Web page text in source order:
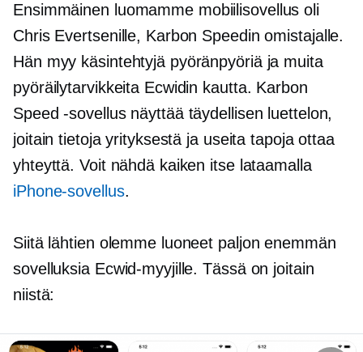
Ensimmäinen luomamme mobiilisovellus oli
Chris Evertsenille, Karbon Speedin omistajalle.
Hän myy käsintehtyjä pyöränpyöriä ja muita
pyöräilytarvikkeita Ecwidin kautta. Karbon
Speed ​​-sovellus näyttää täydellisen luettelon,
joitain tietoja yrityksestä ja useita tapoja ottaa
yhteyttä. Voit nähdä kaiken itse lataamalla
iPhone-sovellus.
Siitä lähtien olemme luoneet paljon enemmän
sovelluksia Ecwid-myyjille. Tässä on joitain
niistä: